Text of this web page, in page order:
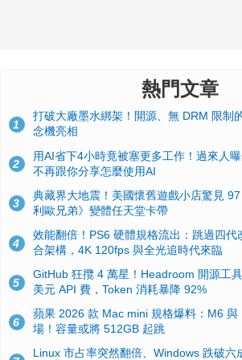
熱門文章
1
打破大廠墨水綁架！開源、無 DRM 限制
念機亮相
2
用AI省下4小時竟被塞更多工作！過來人
不再跟你分享怎麼使用AI
3
典藏界大地震！美國懷舊遊戲小店驚見
利歐兄弟》變體任天堂卡帶
4
效能翻倍！PS6 硬體規格流出：跳過四代
合架構，4K 120fps 與全光追時代來臨
5
GitHub 狂攬 4 萬星！Headroom 開源工
美元 API 費，Token 消耗暴降 92%
6
蘋果 2026 款 Mac mini 規格爆料：M6 與
場！容量或將 512GB 起跳
Linux 市占率突然翻倍、Windows 跌破六